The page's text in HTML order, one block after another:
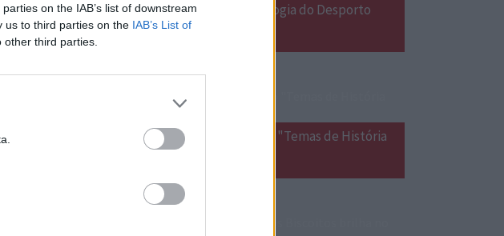
on the IAB’s list of downstream
us to third parties on the IAB’s List of
third parties.
Formação em Psicologia do Desporto
Lançamento do livro "Temas de História
Açoriana  Volume II"